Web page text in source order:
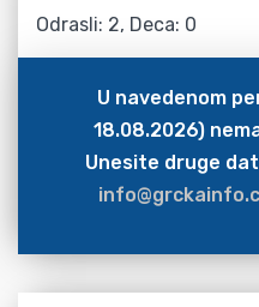
Odrasli: 2, Deca: 0
U navedenom
18.08.2026)
Unesite druge